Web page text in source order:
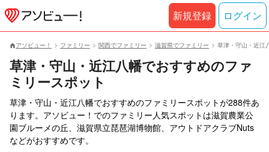
アソビュー！ ファミリー 関西でファミリー 滋賀県でファミリー 草津・守山・近江
草津・守山・近江八幡でおすすめのファ
ミリースポット
草津・守山・近江八幡でおすすめのファミリースポットが288件あ
ります。アソビュー！でのファミリー人気スポットは滋賀農業公
園ブルーメの丘、滋賀県立琵琶湖博物館、アウトドアクラブNuts
などがおすすめです。
新規登録 ログイン